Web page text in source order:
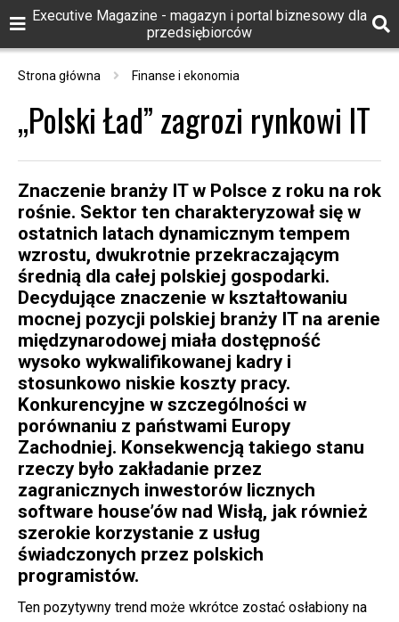
Executive Magazine - magazyn i portal biznesowy dla
przedsiębiorców
Strona główna Finanse i ekonomia
„Polski Ład” zagrozi rynkowi IT
Znaczenie branży IT w Polsce z roku na rok
rośnie. Sektor ten charakteryzował się w
ostatnich latach dynamicznym tempem
wzrostu, dwukrotnie przekraczającym
średnią dla całej polskiej gospodarki.
Decydujące znaczenie w kształtowaniu
mocnej pozycji polskiej branży IT na arenie
międzynarodowej miała dostępność
wysoko wykwalifikowanej kadry i
stosunkowo niskie koszty pracy.
Konkurencyjne w szczególności w
porównaniu z państwami Europy
Zachodniej. Konsekwencją takiego stanu
rzeczy było zakładanie przez
zagranicznych inwestorów licznych
software house’ów nad Wisłą, jak również
szerokie korzystanie z usług
świadczonych przez polskich
programistów.
Ten pozytywny trend może wkrótce zostać osłabiony na